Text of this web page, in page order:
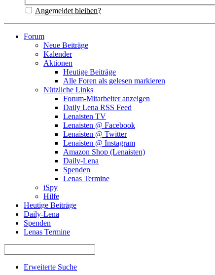
Angemeldet bleiben?
Forum
Neue Beiträge
Kalender
Aktionen
Heutige Beiträge
Alle Foren als gelesen markieren
Nützliche Links
Forum-Mitarbeiter anzeigen
Daily Lena RSS Feed
Lenaisten TV
Lenaisten @ Facebook
Lenaisten @ Twitter
Lenaisten @ Instagram
Amazon Shop (Lenaisten)
Daily-Lena
Spenden
Lenas Termine
iSpy
Hilfe
Heutige Beiträge
Daily-Lena
Spenden
Lenas Termine
Erweiterte Suche